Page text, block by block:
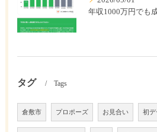
タグ Tags
倉敷市 プロポーズ お見合い 初デ